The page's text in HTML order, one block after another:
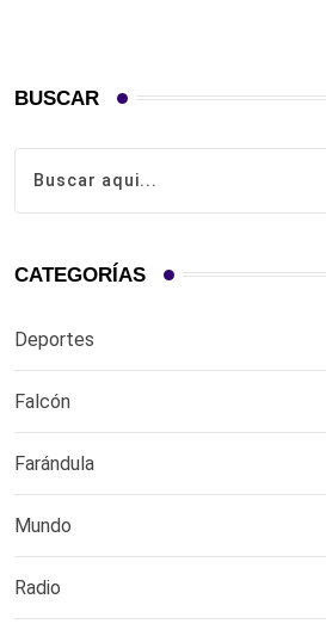
BUSCAR
CATEGORÍAS
Deportes
Falcón
Farándula
Mundo
Radio